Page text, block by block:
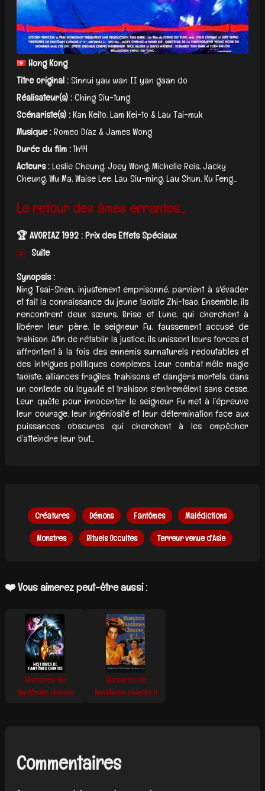
Hong Kong
Titre original :Sinnui yau wan II yan gaan do
Réalisateur(s) :Ching Siu-tung
Scénariste(s) :Kan Keito, Lam Kei-to & Lau Tai-muk
Musique :Romeo Díaz & James Wong
Durée du film :1h44
Acteurs :Leslie Cheung, Joey Wong, Michelle Reis, Jacky
Cheung, Wu Ma, Waise Lee, Lau Siu-ming, Lau Shun, Ku Feng...
Le retour des âmes errantes...
🏆 AVORIAZ 1992 : Prix des Effets Spéciaux
Suite
Synopsis :
Ning Tsai-Shen, injustement emprisonné, parvient à s'évader
et fait la connaissance du jeune taoïste Zhi-tsao. Ensemble, ils
rencontrent deux sœurs, Brise et Lune, qui cherchent à
libérer leur père, le seigneur Fu, faussement accusé de
trahison. Afin de rétablir la justice, ils unissent leurs forces et
affrontent à la fois des ennemis surnaturels redoutables et
des intrigues politiques complexes. Leur combat mêle magie
taoïste, alliances fragiles, trahisons et dangers mortels, dans
un contexte où loyauté et trahison s'entremêlent sans cesse.
Leur quête pour innocenter le seigneur Fu met à l’épreuve
leur courage, leur ingéniosité et leur détermination face aux
puissances obscures qui cherchent à les empêcher
d’atteindre leur but...
Créatures Démons Fantômes Malédictions
Monstres Rituels Occultes Terreur venue d'Asie
❤️ Vous aimerez peut-être aussi :
Histoires de
fantômes chinois
Histoires de
fantômes chinois 3
Commentaires